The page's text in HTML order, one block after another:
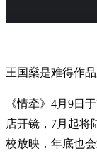
王国燊是难得作
《情牵》4月9日
店开镜，7月起将
校放映，年底也